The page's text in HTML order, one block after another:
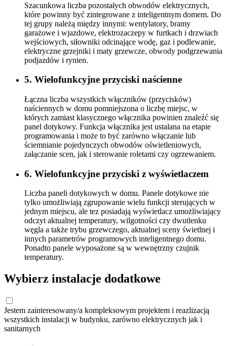
Szacunkowa liczba pozostałych obwodów elektrycznych,
które powinny być zintegrowane z inteligentnym domem. Do
tej grupy należą między innymi: wentylatory, bramy
garażowe i wjazdowe, elektrozaczepy w furtkach i drzwiach
wejściowych, siłowniki odcinające wodę, gaz i podlewanie,
elektryczne grzejniki i maty grzewcze, obwody podgrzewania
podjazdów i rynien.
5. Wielofunkcyjne przyciski naścienne
Łączna liczba wszystkich włączników (przycisków)
naściennych w domu pomniejszona o liczbę miejsc, w
których zamiast klasycznego włącznika powinien znaleźć się
panel dotykowy. Funkcja włącznika jest ustalana na etapie
programowania i może to być zarówno włączanie lub
ściemnianie pojedynczych obwodów oświetleniowych,
załączanie scen, jak i sterowanie roletami czy ogrzewaniem.
6. Wielofunkcyjne przyciski z wyświetlaczem
Liczba paneli dotykowych w domu. Panele dotykowe nie
tylko umożliwiają zgrupowanie wielu funkcji sterujących w
jednym miejscu, ale tez posiadają wyświetlacz umożliwiający
odczyt aktualnej temperatury, wilgotności czy dwutlenku
węgla a także trybu grzewczego, aktualnej sceny świetlnej i
innych parametrów programowych inteligentnego domu.
Ponadto panele wyposażone są w wewnętrzny czujnik
temperatury.
Wybierz instalacje dodatkowe
Jestem zainteresowany/a kompleksowym projektem i reazlizacją
wszystkich instalacji w budynku, zarówno elektrycznych jak i
sanitarnych